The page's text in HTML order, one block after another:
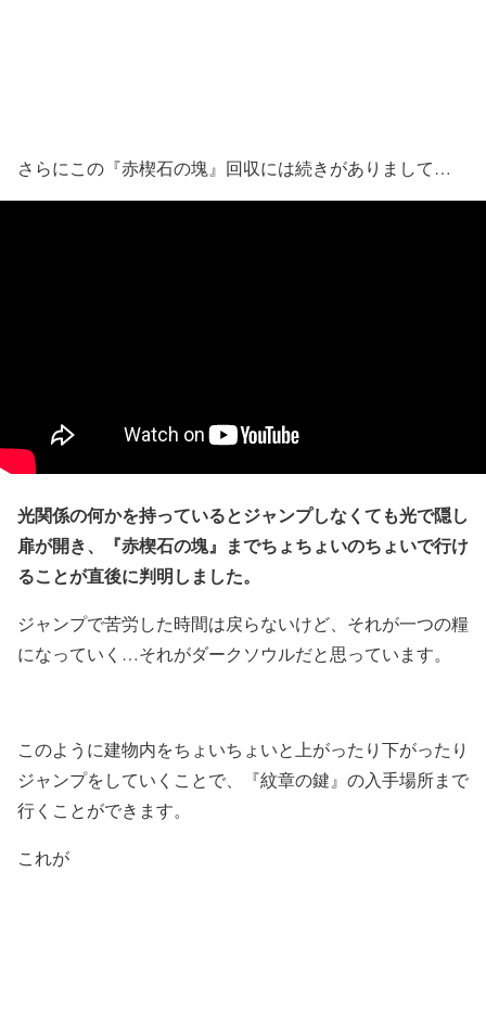
さらにこの『赤楔石の塊』回収には続きがありまして…
光関係の何かを持っているとジャンプしなくても光で隠し
扉が開き、『赤楔石の塊』までちょちょいのちょいで行け
ることが直後に判明しました。
ジャンプで苦労した時間は戻らないけど、それが一つの糧
になっていく…それがダークソウルだと思っています。
このように建物内をちょいちょいと上がったり下がったり
ジャンプをしていくことで、『紋章の鍵』の入手場所まで
行くことができます。
これが